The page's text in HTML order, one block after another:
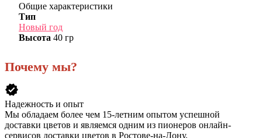
Общие характеристики
Тип
Новый год
Высота 40 гр
Почему мы?
verified
Надежность и опыт
Мы обладаем более чем 15-летним опытом успешной
доставки цветов и являемся одним из пионеров онлайн-
сервисов доставки цветов в Ростове-на-Дону.